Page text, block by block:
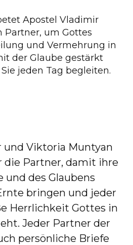
Apostel Vladimir
Partner, um Gottes
und Vermehrung in
der Glaube gestärkt
jeden Tag begleiten.
und Viktoria Muntyan
die Partner, damit ihre
und des Glaubens
bringen und jeder
Herrlichkeit Gottes in
Jeder Partner der
persönliche Briefe